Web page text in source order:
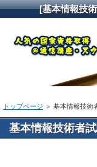
[基本情報技
トップページ ＞ 基本情報技術
基本情報技術者